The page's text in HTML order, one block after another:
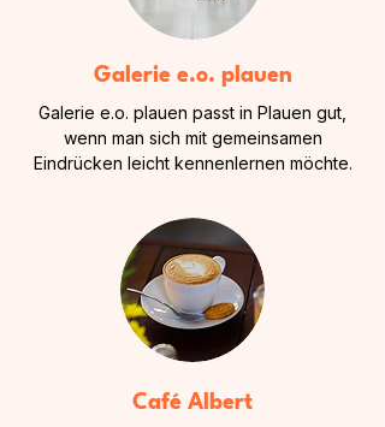
Galerie e.o. plauen
Galerie e.o. plauen passt in Plauen gut,
wenn man sich mit gemeinsamen
Eindrücken leicht kennenlernen möchte.
Café Albert